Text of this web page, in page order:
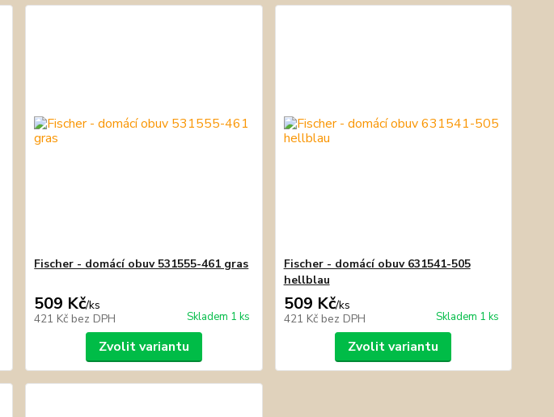
Fischer - domácí obuv 531555-461 gras
509 Kč/ks
421 Kč bez DPH Skladem 1 ks
Zvolit variantu
Fischer - domácí obuv 631541-505
hellblau
509 Kč/ks
421 Kč bez DPH Skladem 1 ks
Zvolit variantu